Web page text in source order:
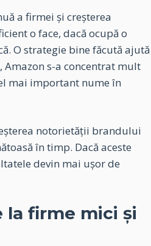
a firmei și creșterea
o face, dacă ocupă o
O strategie bine făcută ajută
s-a concentrat mult
mai important nume în
notorietății brandului
în timp. Dacă aceste
devin mai ușor de
la firme mici și